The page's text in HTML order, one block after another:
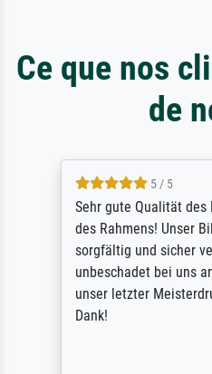
Ce que nos
de
5 / 5
Sehr gute Qualität des
des Rahmens! Unser
sorgfältig und sicher
unbeschadet bei uns
unser letzter
Dank!